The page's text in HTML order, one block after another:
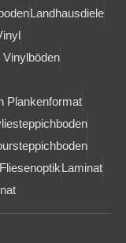
Landhausdiele
Plankenformat
Laminat